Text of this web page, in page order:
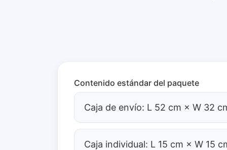
Contenido estándar del paquete
Caja de envío: L 52 cm × W 32
Caja individual: L 15 cm × W 15